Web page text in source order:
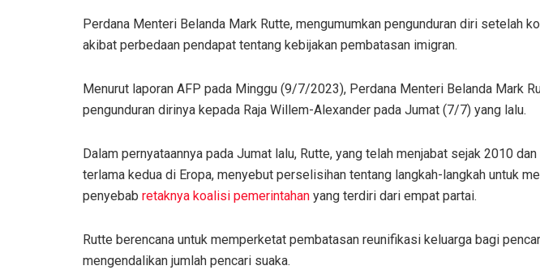
Perdana Menteri Belanda Mark Rutte, mengumumkan pengunduran diri setelah
akibat perbedaan pendapat tentang kebijakan pembatasan imigran.
Menurut laporan AFP pada Minggu (9/7/2023), Perdana Menteri Belanda Mark
pengunduran dirinya kepada Raja Willem-Alexander pada Jumat (7/7) yang lalu.
Dalam pernyataannya pada Jumat lalu, Rutte, yang telah menjabat sejak 2010
terlama kedua di Eropa, menyebut perselisihan tentang langkah-langkah untuk
penyebab retaknya koalisi pemerintahan yang terdiri dari empat partai.
Rutte berencana untuk memperketat pembatasan reunifikasi keluarga bagi
mengendalikan jumlah pencari suaka.